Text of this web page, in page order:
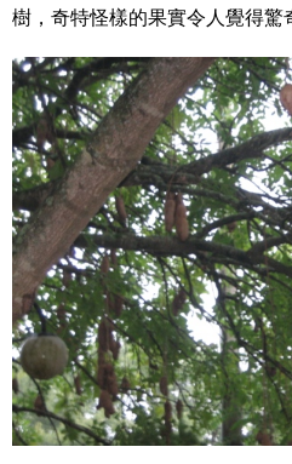
樹，奇特怪樣的果實令人覺得驚